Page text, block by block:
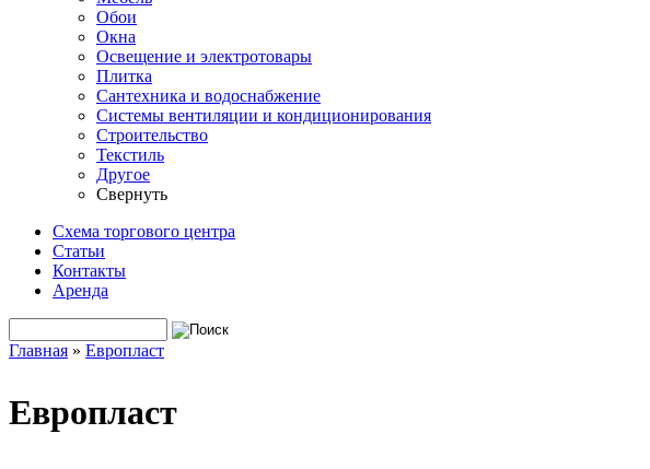
Обои
Окна
Освещение и электротовары
Плитка
Сантехника и водоснабжение
Системы вентиляции и кондиционирования
Строительство
Текстиль
Другое
Свернуть
Схема торгового центра
Статьи
Контакты
Аренда
Форма поиска
Главная » Европласт
Европласт